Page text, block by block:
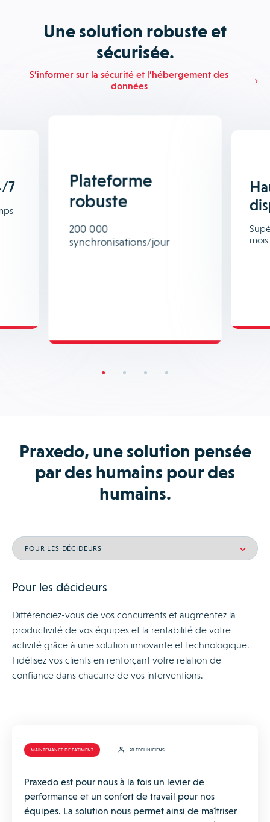
Une solution robuste et
sécurisée.
S’informer sur la sécurité et l’hébergement des
données
7
Plateforme
robuste
200 000
synchronisations/jour
mois
Praxedo, une solution pensée
par des humains pour des
humains.
Pour les décideurs
Différenciez-vous de vos concurrents et augmentez la
productivité de vos équipes et la rentabilité de votre
activité grâce à une solution innovante et technologique.
Fidélisez vos clients en renforçant votre relation de
confiance dans chacune de vos interventions.
MAINTENANCE DE BÂTIMENT 70 TECHNICIENS
Praxedo est pour nous à la fois un levier de
performance et un confort de travail pour nos
équipes. La solution nous permet ainsi de maîtriser